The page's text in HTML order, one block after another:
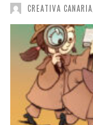
CREATIVA CANARIA